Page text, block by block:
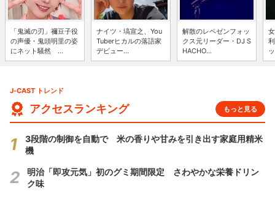
「鬼滅の刃」禰豆子役
の声優・鬼頭明里の姿
にネット騒然 ...
ナイツ・塙宣之、You
Tuberヒカルの落語家
デビュー...
解散のレペゼンフォッ
クス元リーダー・DJ S
HACHO...
J-CAST トレンド
アクセスランキング もっと見る
3段階の制御を自動で 米の香りや甘みを引き出す家庭用精米
機
明治「即攻元気」初のグミ期間限定 さわやかな栄養ドリン
ク味